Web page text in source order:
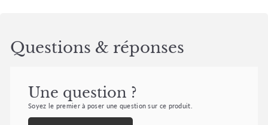
Questions & réponses
Une question ?
Soyez le premier à poser une question sur ce produit.